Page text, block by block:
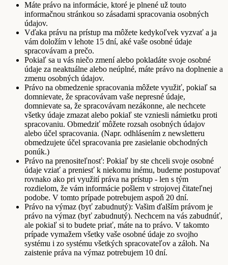
Máte právo na informácie, ktoré je plnené už touto
informačnou stránkou so zásadami spracovania osobných
údajov.
Vďaka právu na prístup ma môžete kedykoľvek vyzvať a ja
vám doložím v lehote 15 dní, aké vaše osobné údaje
spracovávam a prečo.
Pokiaľ sa u vás niečo zmení alebo pokladáte svoje osobné
údaje za neaktuálne alebo neúplné, máte právo na doplnenie a
zmenu osobných údajov.
Právo na obmedzenie spracovania môžete využiť, pokiaľ sa
domnievate, že spracovávam vaše nepresné údaje,
domnievate sa, že spracovávam nezákonne, ale nechcete
všetky údaje zmazat alebo pokiaľ ste vzniesli námietku proti
spracovaniu. Obmedziť môžete rozsah osobných údajov
alebo účel spracovania. (Napr. odhlásením z newsletteru
obmedzujete účel spracovania pre zasielanie obchodných
ponúk.)
Právo na prenositeľnosť: Pokiaľ by ste chceli svoje osobné
údaje vziať a preniesť k niekomu inému, budeme postupovať
rovnako ako pri využití práva na prístup - len s tým
rozdielom, že vám informácie pošlem v strojovej čitateľnej
podobe. V tomto prípade potrebujem aspoň 20 dní.
Právo na výmaz (byť zabudnutý): Vašim ďalším právom je
právo na výmaz (byť zabudnutý). Nechcem na vás zabudnúť,
ale pokiaľ si to budete priať, máte na to právo. V takomto
prípade vymažem všetky vaše osobné údaje zo svojho
systému i zo systému všetkých spracovateľov a záloh. Na
zaistenie práva na výmaz potrebujem 10 dní.